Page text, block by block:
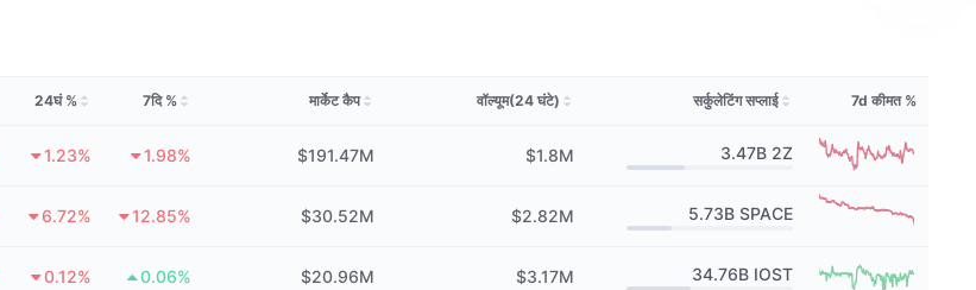
24घं % 7दि % मार्केट कैप वॉल्यूम(24 घंटे) सर्कुलेटिंग सप्लाई 7d कीमत %
1.23% 1.98% $191.47M $1.8M 3.47B 2Z
6.72% 12.85% $30.52M $2.82M 5.73B SPACE
0.12% 0.06% $20.96M $3.17M 34.76B IOST